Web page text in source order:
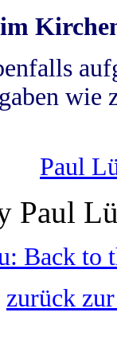
wie
Paul
Paul
Back to
zurück